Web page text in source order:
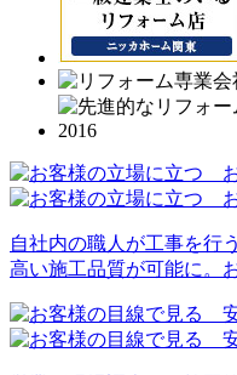
自社内の職人が工事を行
高い施工品質が可能に。